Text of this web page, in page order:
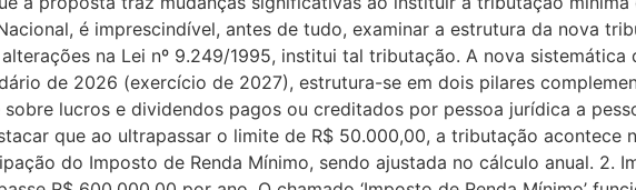
é imprescindível, antes de tudo, examinar a estrutura da nova
na Lei nº 9.249/1995, institui tal tributação. A nova
de 2026 (exercício de 2027), estrutura-se em dois pilares
lucros e dividendos pagos ou creditados por pessoa jurídica a
que ao ultrapassar o limite de R$ 50.000,00, a tributação acontece
do Imposto de Renda Mínimo, sendo ajustada no cálculo anual. 2.